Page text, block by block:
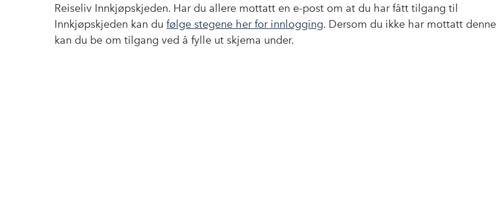
Reiseliv Innkjøpskjeden. Har du allere mottatt en e-post om at du har fått tilgang til
Innkjøpskjeden kan du følge stegene her for innlogging. Dersom du ikke har mottatt denne
kan du be om tilgang ved å fylle ut skjema under.